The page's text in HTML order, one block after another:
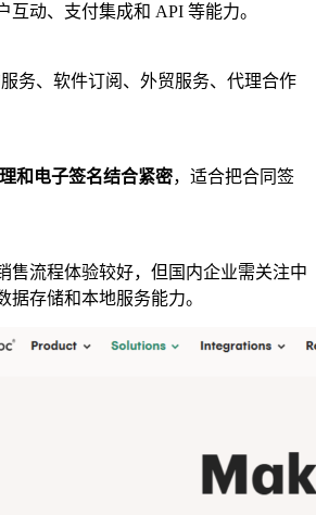
互动、支付集成和 API 等能力。
务、软件订阅、外贸服务、代理合作
和电子签名结合紧密，适合把合同签
售流程体验较好，但国内企业需关注中
据存储和本地服务能力。